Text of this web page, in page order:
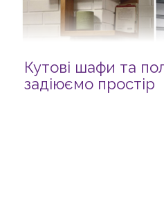
Кутові шафи та
задіюємо простір